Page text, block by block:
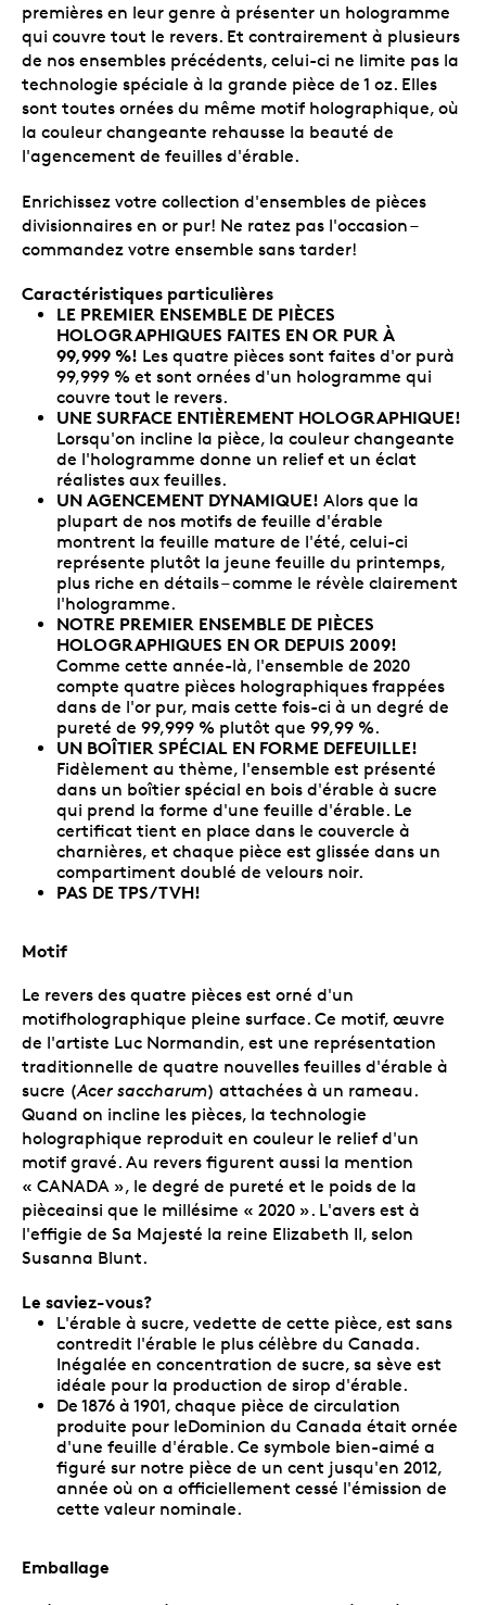
premières en leur genre à présenter un hologramme
qui couvre tout le revers. Et contrairement à plusieurs
de nos ensembles précédents, celui-ci ne limite pas la
technologie spéciale à la grande pièce de 1 oz. Elles
sont toutes ornées du même motif holographique, où
la couleur changeante rehausse la beauté de
l'agencement de feuilles d'érable.
Enrichissez votre collection d'ensembles de pièces
divisionnaires en or pur! Ne ratez pas l'occasion –
commandez votre ensemble sans tarder!
Caractéristiques particulières
LE PREMIER ENSEMBLE DE PIÈCES
HOLOGRAPHIQUES FAITES EN OR PUR À
99,999 %! Les quatre pièces sont faites d'or purà
99,999 % et sont ornées d'un hologramme qui
couvre tout le revers.
UNE SURFACE ENTIÈREMENT HOLOGRAPHIQUE!
Lorsqu'on incline la pièce, la couleur changeante
de l'hologramme donne un relief et un éclat
réalistes aux feuilles.
UN AGENCEMENT DYNAMIQUE! Alors que la
plupart de nos motifs de feuille d'érable
montrent la feuille mature de l'été, celui-ci
représente plutôt la jeune feuille du printemps,
plus riche en détails – comme le révèle clairement
l'hologramme.
NOTRE PREMIER ENSEMBLE DE PIÈCES
HOLOGRAPHIQUES EN OR DEPUIS 2009!
Comme cette année-là, l'ensemble de 2020
compte quatre pièces holographiques frappées
dans de l'or pur, mais cette fois-ci à un degré de
pureté de 99,999 % plutôt que 99,99 %.
UN BOÎTIER SPÉCIAL EN FORME DEFEUILLE!
Fidèlement au thème, l'ensemble est présenté
dans un boîtier spécial en bois d'érable à sucre
qui prend la forme d'une feuille d'érable. Le
certificat tient en place dans le couvercle à
charnières, et chaque pièce est glissée dans un
compartiment doublé de velours noir.
PAS DE TPS/TVH!
Motif
Le revers des quatre pièces est orné d'un
motifholographique pleine surface. Ce motif, œuvre
de l'artiste Luc Normandin, est une représentation
traditionnelle de quatre nouvelles feuilles d'érable à
sucre (Acer saccharum) attachées à un rameau.
Quand on incline les pièces, la technologie
holographique reproduit en couleur le relief d'un
motif gravé. Au revers figurent aussi la mention
« CANADA », le degré de pureté et le poids de la
pièceainsi que le millésime « 2020 ». L'avers est à
l'effigie de Sa Majesté la reine Elizabeth II, selon
Susanna Blunt.
Le saviez-vous?
L'érable à sucre, vedette de cette pièce, est sans
contredit l'érable le plus célèbre du Canada.
Inégalée en concentration de sucre, sa sève est
idéale pour la production de sirop d'érable.
De 1876 à 1901, chaque pièce de circulation
produite pour leDominion du Canada était ornée
d'une feuille d'érable. Ce symbole bien-aimé a
figuré sur notre pièce de un cent jusqu'en 2012,
année où on a officiellement cessé l'émission de
cette valeur nominale.
Emballage